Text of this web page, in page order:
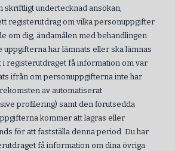
skriftligt undertecknad ansökan,
registerutdrag om vilka personuppgifter
om dig, ändamålen med behandlingen
uppgifterna har lämnats eller ska lämnas
i registerutdraget få information om var
ifrån om personuppgifterna inte har
av automatiserat
profilering) samt den förutsedda
kommer att lagras eller
för att fastställa denna period. Du har
få information om dina övriga